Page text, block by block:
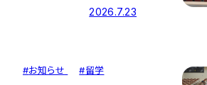
しました―全11研修を
2026.7.23
#お知らせ #留学